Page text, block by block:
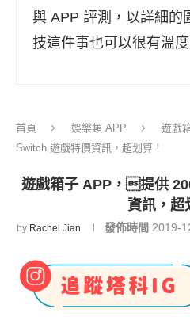
與 APP 評測，以詳細的
技這件事也可以很有溫度
首頁 娛樂類 APP
遊戲
Switch 遊戲特價資訊，超划算！
遊戲箱子 APP，提供
資訊，超
by Rachel Jian 發佈時間 2019-